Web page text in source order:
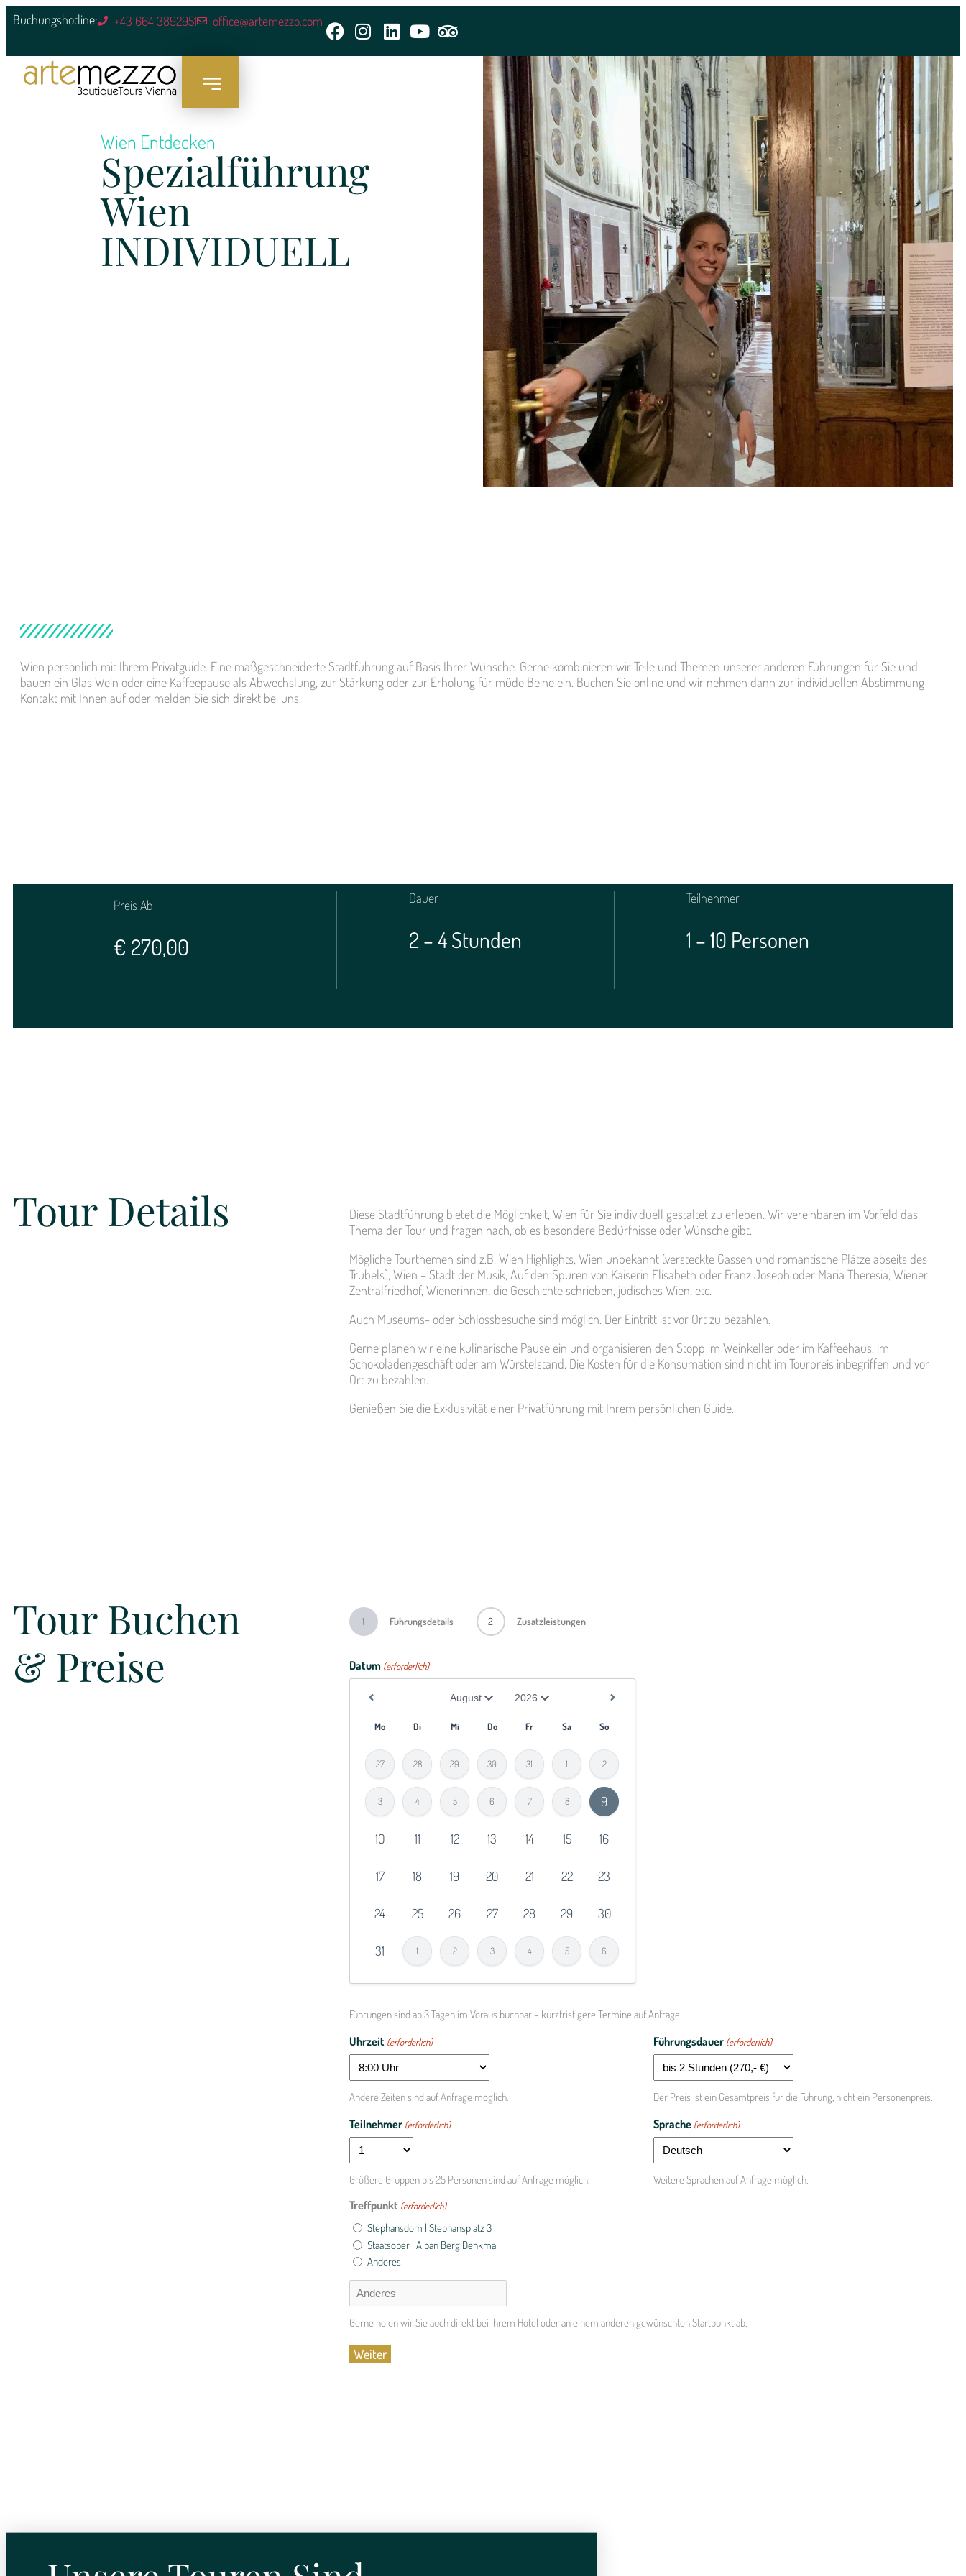
Buchungshotline: +43 664 3892951 office@artemezzo.com
Wien Entdecken
Spezialführung
Wien
INDIVIDUELL
Wien persönlich mit Ihrem Privatguide. Eine maßgeschneiderte Stadtführung auf Basis Ihrer Wünsche. Gerne kombinieren wir Teile und Themen unserer anderen Führungen für Sie und
bauen ein Glas Wein oder eine Kaffeepause als Abwechslung, zur Stärkung oder zur Erholung für müde Beine ein. Buchen Sie online und wir nehmen dann zur individuellen Abstimmung
Kontakt mit Ihnen auf oder melden Sie sich direkt bei uns.
Preis Ab
€ 270,00
Dauer
2 – 4 Stunden
Teilnehmer
1 – 10 Personen
Tour Details
Diese Stadtführung bietet die Möglichkeit, Wien für Sie individuell gestaltet zu erleben. Wir vereinbaren im Vorfeld das
Thema der Tour und fragen nach, ob es besondere Bedürfnisse oder Wünsche gibt.
Mögliche Tourthemen sind z.B. Wien Highlights, Wien unbekannt (versteckte Gassen und romantische Plätze abseits des
Trubels), Wien – Stadt der Musik, Auf den Spuren von Kaiserin Elisabeth oder Franz Joseph oder Maria Theresia, Wiener
Zentralfriedhof, Wienerinnen, die Geschichte schrieben, jüdisches Wien, etc.
Auch Museums- oder Schlossbesuche sind möglich. Der Eintritt ist vor Ort zu bezahlen.
Gerne planen wir eine kulinarische Pause ein und organisieren den Stopp im Weinkeller oder im Kaffeehaus, im
Schokoladengeschäft oder am Würstelstand. Die Kosten für die Konsumation sind nicht im Tourpreis inbegriffen und vor
Ort zu bezahlen.
Genießen Sie die Exklusivität einer Privatführung mit Ihrem persönlichen Guide.
Tour Buchen
& Preise
1 Führungsdetails 2 Zusatzleistungen
Datum (erforderlich)
Mo Di Mi Do Fr Sa So
27 28 29 30 31 1 2
3 4 5 6 7 8 9
10 11 12 13 14 15 16
17 18 19 20 21 22 23
24 25 26 27 28 29 30
31 1 2 3 4 5 6
Führungen sind ab 3 Tagen im Voraus buchbar – kurzfristigere Termine auf Anfrage.
Uhrzeit (erforderlich)
Andere Zeiten sind auf Anfrage möglich.
Führungsdauer (erforderlich)
Der Preis ist ein Gesamtpreis für die Führung, nicht ein Personenpreis.
Teilnehmer (erforderlich)
Größere Gruppen bis 25 Personen sind auf Anfrage möglich.
Sprache (erforderlich)
Weitere Sprachen auf Anfrage möglich.
Treffpunkt (erforderlich)
Stephansdom | Stephansplatz 3
Staatsoper | Alban Berg Denkmal
Anderes
Gerne holen wir Sie auch direkt bei Ihrem Hotel oder an einem anderen gewünschten Startpunkt ab.